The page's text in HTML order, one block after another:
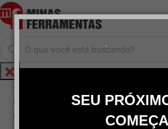
.
SEU
Cadastrar / Logar
Central de Atendimento